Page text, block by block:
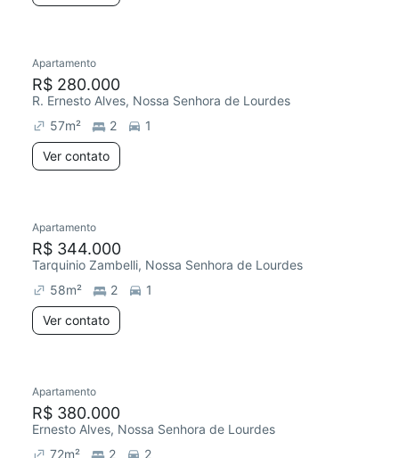
Apartamento
R$ 280.000
R. Ernesto Alves, Nossa Senhora de Lourdes
57m² 2
1
Ver contato
Apartamento
R$ 344.000
Tarquinio Zambelli, Nossa Senhora de Lourdes
58m² 2
1
Ver contato
Apartamento
R$ 380.000
Ernesto Alves, Nossa Senhora de Lourdes
72m² 2 2